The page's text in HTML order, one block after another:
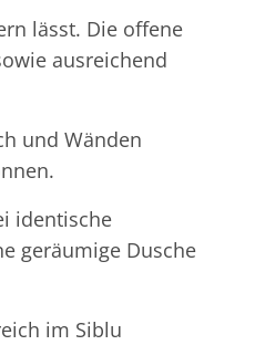
lässt. Die offene
ausreichend
und Wänden
identische
geräumige Dusche
im Siblu